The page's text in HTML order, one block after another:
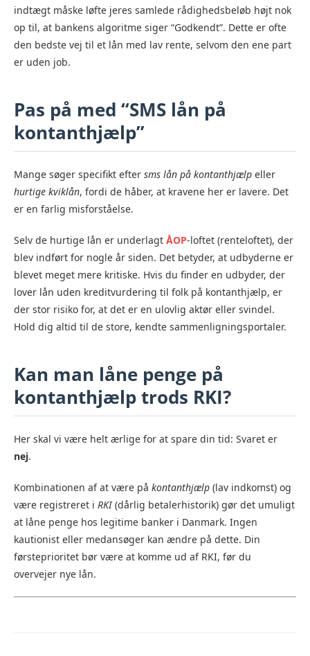
indtægt måske løfte jeres samlede rådighedsbeløb højt nok
op til, at bankens algoritme siger “Godkendt”. Dette er ofte
den bedste vej til et lån med lav rente, selvom den ene part
er uden job.
Pas på med “SMS lån på
kontanthjælp”
Mange søger specifikt efter sms lån på kontanthjælp eller
hurtige kviklån, fordi de håber, at kravene her er lavere. Det
er en farlig misforståelse.
Selv de hurtige lån er underlagt ÅOP-loftet (renteloftet), der
blev indført for nogle år siden. Det betyder, at udbyderne er
blevet meget mere kritiske. Hvis du finder en udbyder, der
lover lån uden kreditvurdering til folk på kontanthjælp, er
der stor risiko for, at det er en ulovlig aktør eller svindel.
Hold dig altid til de store, kendte sammenligningsportaler.
Kan man låne penge på
kontanthjælp trods RKI?
Her skal vi være helt ærlige for at spare din tid: Svaret er
nej.
Kombinationen af at være på kontanthjælp (lav indkomst) og
være registreret i RKI(dårlig betalerhistorik) gør det umuligt
at låne penge hos legitime banker i Danmark. Ingen
kautionist eller medansøger kan ændre på dette. Din
førsteprioritet bør være at komme ud af RKI, før du
overvejer nye lån.